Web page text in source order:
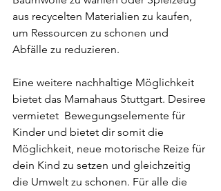
aus recycelten Materialien zu kaufen,
um Ressourcen zu schonen und
Abfälle zu reduzieren.
Eine weitere nachhaltige Möglichkeit
bietet das Mamahaus Stuttgart. Desiree
vermietet  Bewegungselemente für
Kinder und bietet dir somit die
Möglichkeit, neue motorische Reize für
dein Kind zu setzen und gleichzeitig
die Umwelt zu schonen. Für alle die